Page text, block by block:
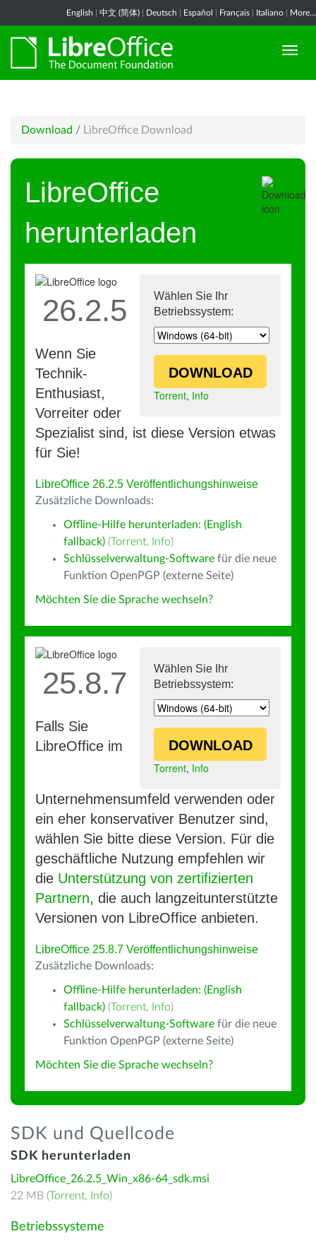
English 中文 (简体) Deutsch Español Français Italiano More...
Download / LibreOffice Download
LibreOffice
herunterladen
Wählen Sie Ihr
Betriebssystem:
DOWNLOAD
Torrent, Info
26.2.5
Wenn Sie
Technik-
Enthusiast,
Vorreiter oder
Spezialist sind, ist diese Version etwas
für Sie!
LibreOffice 26.2.5 Veröffentlichungshinweise
Zusätzliche Downloads:
Offline-Hilfe herunterladen: (English
fallback) (Torrent, Info)
Schlüsselverwaltung-Software für die neue
Funktion OpenPGP (externe Seite)
Möchten Sie die Sprache wechseln?
Wählen Sie Ihr
Betriebssystem:
DOWNLOAD
Torrent, Info
25.8.7
Falls Sie
LibreOffice im
Unternehmensumfeld verwenden oder
ein eher konservativer Benutzer sind,
wählen Sie bitte diese Version. Für die
geschäftliche Nutzung empfehlen wir
die Unterstützung von zertifizierten
Partnern, die auch langzeitunterstützte
Versionen von LibreOffice anbieten.
LibreOffice 25.8.7 Veröffentlichungshinweise
Zusätzliche Downloads:
Offline-Hilfe herunterladen: (English
fallback) (Torrent, Info)
Schlüsselverwaltung-Software für die neue
Funktion OpenPGP (externe Seite)
Möchten Sie die Sprache wechseln?
SDK und Quellcode
SDK herunterladen
LibreOffice_26.2.5_Win_x86-64_sdk.msi
22 MB (Torrent, Info)
Betriebssysteme